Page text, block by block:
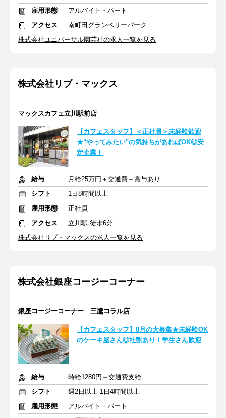
雇用形態
アルバイト・パート
アクセス
南町田グランベリーパーク駅 徒歩7分
株式会社ユニバーサル園芸社の求人一覧を見る
株式会社リブ・マックス
マックスカフェ立川駅前店
【カフェスタッフ】＜正社員＞未経験歓迎
★"やってみたい"の気持ちがあればOK◎安
定企業！
給与
月給25万円＋交通費＋賞与あり
シフト
1日8時間以上
雇用形態
正社員
アクセス
立川駅 徒歩6分
株式会社リブ・マックスの求人一覧を見る
株式会社銀座コージーコーナー
銀座コージーコーナー 三鷹コラル店
【カフェスタッフ】8月の大募集★未経験OK
のケーキ屋さん◎社割あり！学生さん歓迎
給与
時給1280円＋交通費支給
シフト
週2日以上 1日4時間以上
雇用形態
アルバイト・パート